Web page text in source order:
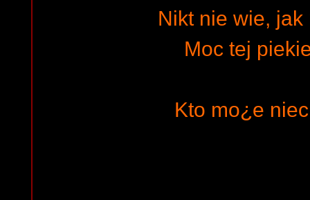
Nikt nie wie,
Moc tej
Kto mo¿e